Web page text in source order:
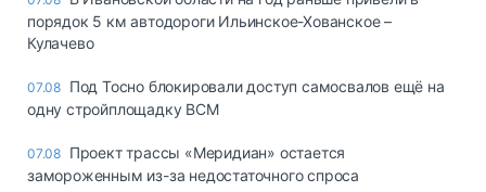
порядок 5 км автодороги Ильинское-Хованское –
Кулачево
07.08 Под Тосно блокировали доступ самосвалов ещё на
одну стройплощадку ВСМ
07.08 Проект трассы «Меридиан» остается
замороженным из-за недостаточного спроса